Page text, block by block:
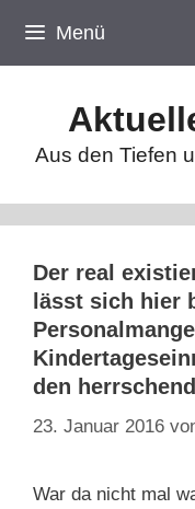
Inhalt
springen
Menü
Aus den Tiefen
Der real
lässt sich hier
den
23. Januar 2016
War da nicht mal